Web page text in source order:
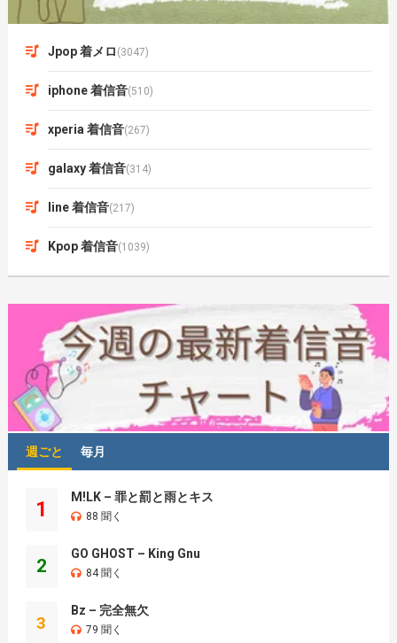
Jpop 着メロ (3047)
iphone 着信音(510)
xperia 着信音(267)
galaxy 着信音(314)
line 着信音(217)
Kpop 着信音(1039)
週ごと 毎月
1
M!LK – 罪と罰と雨とキス
88 聞く
2
GO GHOST – King Gnu
84 聞く
3
Bz – 完全無欠
79 聞く